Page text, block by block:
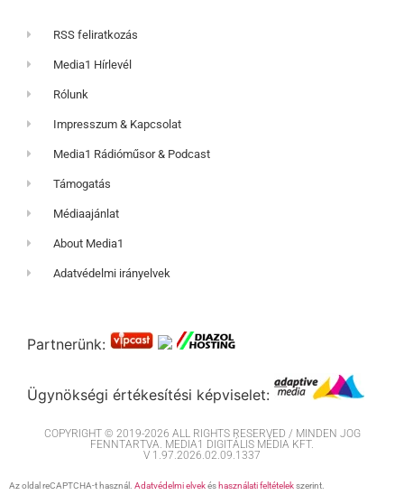
RSS feliratkozás
Media1 Hírlevél
Rólunk
Impresszum & Kapcsolat
Media1 Rádióműsor & Podcast
Támogatás
Médiaajánlat
About Media1
Adatvédelmi irányelvek
Partnerünk:
Ügynökségi értékesítési képviselet:
COPYRIGHT © 2019-2026 ALL RIGHTS RESERVED / MINDEN JOG
FENNTARTVA. MEDIA1 DIGITÁLIS MÉDIA KFT.
V 1.97.2026.02.09.1337
Az oldal reCAPTCHA-t használ. Adatvédelmi elvekés használati feltételekszerint.